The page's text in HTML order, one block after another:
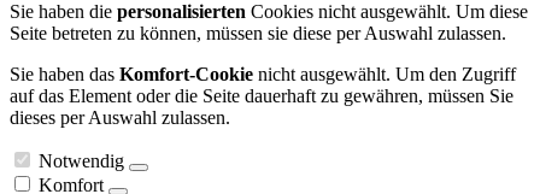
Sie haben die personalisierten Cookies nicht ausgewählt. Um diese
Seite betreten zu können, müssen sie diese per Auswahl zulassen.
Sie haben das Komfort-Cookie nicht ausgewählt. Um den Zugriff
auf das Element oder die Seite dauerhaft zu gewähren, müssen Sie
dieses per Auswahl zulassen.
Notwendig
Komfort